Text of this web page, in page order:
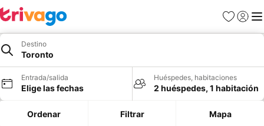
Favoritos
Iniciar
Destino
Toronto
Entrada/salida
Elige las fechas
Huéspedes, habitaciones
2 huéspedes, 1 habitación
Ordenar Filtrar Mapa